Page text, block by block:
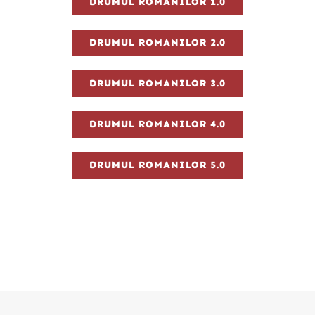
DRUMUL ROMANILOR 2.0
DRUMUL ROMANILOR 3.0
DRUMUL ROMANILOR 4.0
DRUMUL ROMANILOR 5.0